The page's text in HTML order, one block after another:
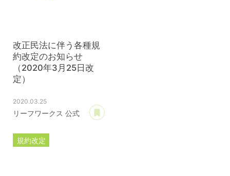
改正民法に伴う各種規
約改定のお知らせ
（2020年3月25日改
定）
2020.03.25
リーフワークス 公式
規約改定